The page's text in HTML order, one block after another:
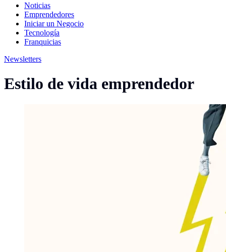
Noticias
Emprendedores
Iniciar un Negocio
Tecnología
Franquicias
Newsletters
Estilo de vida emprendedor